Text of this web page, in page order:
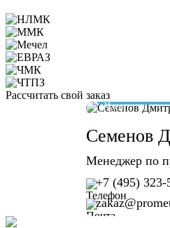
Рассчитать свой заказ
Семенов
Менеджер по
+7 (495) 323-